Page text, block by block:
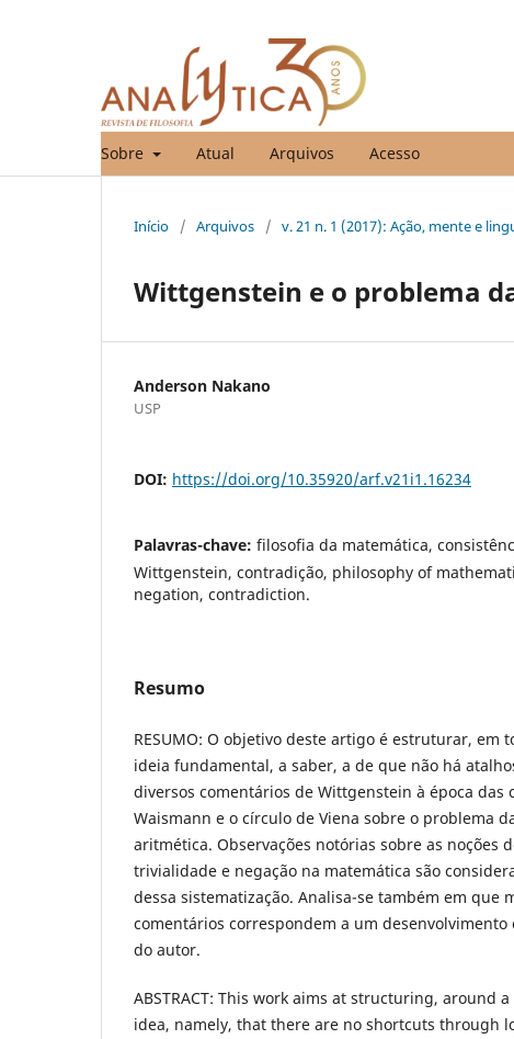
Sobre Atual Arquivos Acesso
Início / Arquivos / v. 21 n. 1 (2017): Ação, mente e
Wittgenstein e o problema
Anderson Nakano
USP
DOI: https://doi.org/10.35920/arf.v21i1.16234
Palavras-chave: filosofia da matemática,
Wittgenstein, contradição, philosophy of
negation, contradiction.
Resumo
RESUMO: O objetivo deste artigo é estruturar, em
ideia fundamental, a saber, a de que não há
diversos comentários de Wittgenstein à época das
Waismann e o círculo de Viena sobre o problema
aritmética. Observações notórias sobre as noções
trivialidade e negação na matemática são
dessa sistematização. Analisa-se também em que
comentários correspondem a um
do autor.
ABSTRACT: This work aims at structuring, around
idea, namely, that there are no shortcuts through